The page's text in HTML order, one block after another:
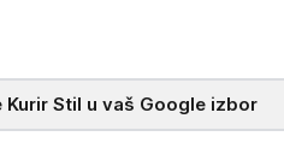
Kurir Stil u vaš Google izbor